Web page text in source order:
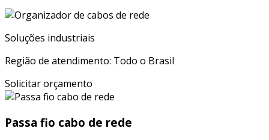
Soluções industriais
Região de atendimento: Todo o Brasil
Solicitar orçamento
Passa fio cabo de rede